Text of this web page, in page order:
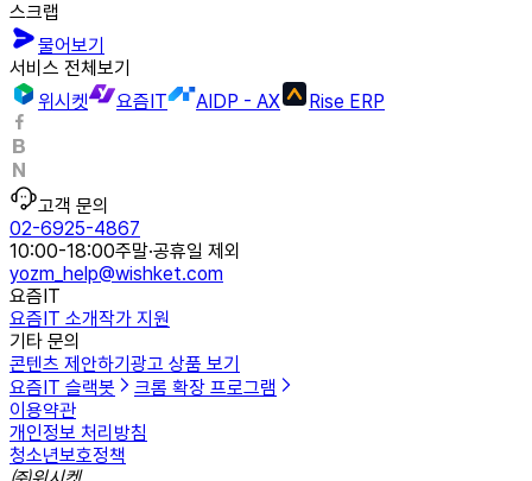
스크랩
물어보기
서비스 전체보기
위시켓
요즘IT AIDP - AX Rise ERP
고객 문의
02-6925-4867
10:00-18:00주말·공휴일 제외
yozm_help@wishket.com
요즘IT
요즘IT 소개작가 지원
기타 문의
콘텐츠 제안하기 광고 상품 보기
요즘IT 슬랙봇
크롬 확장 프로그램
이용약관
개인정보 처리방침
청소년보호정책